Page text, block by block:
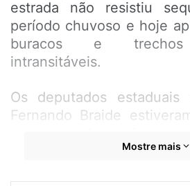
estrada não resistiu
período chuvoso e hoje
buracos e trechos
intransitáveis.
Os deputados
Fernando Braide
da via. “É o seu dinheiro
Mostre mais